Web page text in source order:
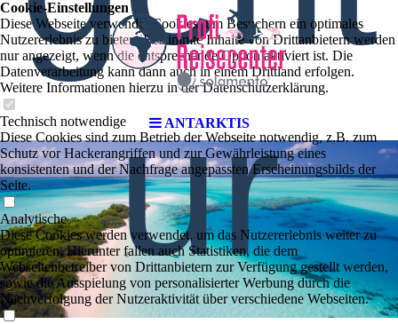
ANTARKTIS
ur
Cookie-Einstellungen
Diese Webseite verwendet Cookies, um Besuchern ein optimales
Nutzererlebnis zu bieten. Bestimmte Inhalte von Drittanbietern werden
nur angezeigt, wenn die entsprechende Option aktiviert ist. Die
Datenverarbeitung kann dann auch in einem Drittland erfolgen.
Weitere Informationen hierzu in der Datenschutzerklärung.
Technisch notwendige
Diese Cookies sind zum Betrieb der Webseite notwendig, z.B. zum
Schutz vor Hackerangriffen und zur Gewährleistung eines
konsistenten und der Nachfrage angepassten Erscheinungsbilds der
Seite.
Analytische
Diese Cookies werden verwendet, um das Nutzererlebnis weiter zu
optimieren. Hierunter fallen auch Statistiken, die dem
Webseitenbetreiber von Drittanbietern zur Verfügung gestellt werden,
sowie die Ausspielung von personalisierter Werbung durch die
Nachverfolgung der Nutzeraktivität über verschiedene Webseiten.